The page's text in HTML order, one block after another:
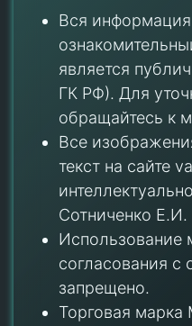
Вся информация
является
ГК РФ). Для
обращайтесь к
Все
текст на сайте
Сотниченко Е.И.
Использование
согласования с
запрещено.
Торговая марка